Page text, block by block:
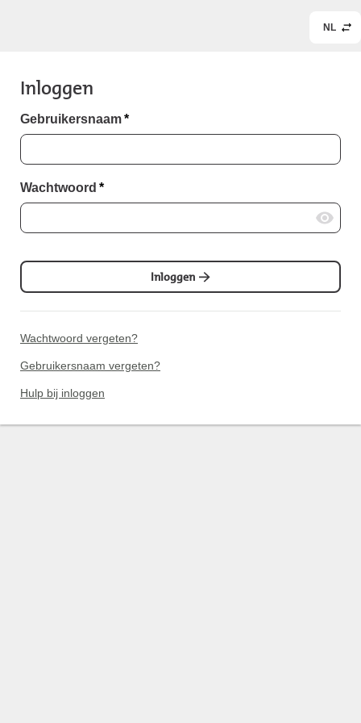
NL
Inloggen
Gebruikersnaam*
Wachtwoord *
Inloggen
Wachtwoord vergeten?
Gebruikersnaam vergeten?
Hulp bij inloggen